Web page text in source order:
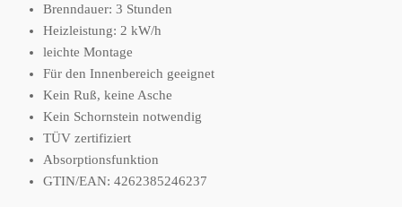
Brenndauer: 3 Stunden
Heizleistung: 2 kW/h
leichte Montage
Für den Innenbereich geeignet
Kein Ruß, keine Asche
Kein Schornstein notwendig
TÜV zertifiziert
Absorptionsfunktion
GTIN/EAN: 4262385246237